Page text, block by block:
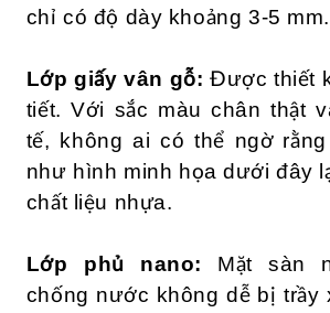
chỉ có độ dày khoảng 3-5 mm.
Lớp giấy vân gỗ: Được thiết
tiết. Với sắc màu chân thật
tế, không ai có thể ngờ rằng
như hình minh họa dưới đây
chất liệu nhựa.
Lớp phủ nano: Mặt sàn
chống nước không dễ bị trầy